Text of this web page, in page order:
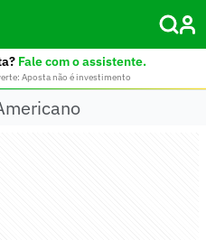
Fale com o assistente.
Aposta não é investimento